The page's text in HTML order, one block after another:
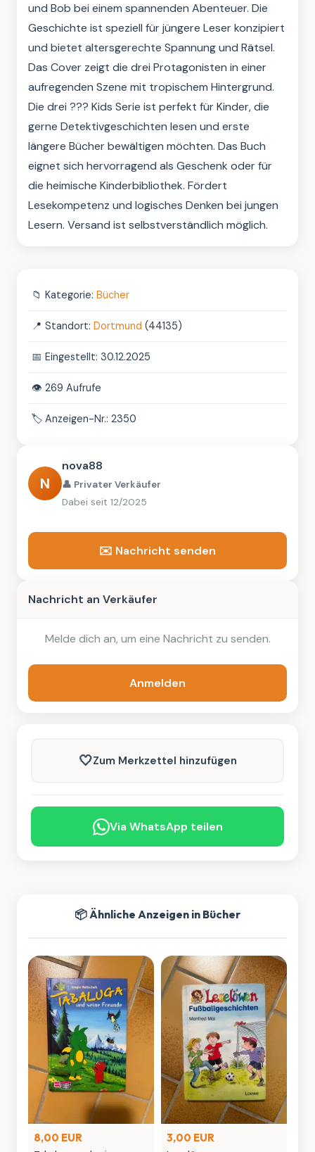
und Bob bei einem spannenden Abenteuer. Die
Geschichte ist speziell für jüngere Leser konzipiert
und bietet altersgerechte Spannung und Rätsel.
Das Cover zeigt die drei Protagonisten in einer
aufregenden Szene mit tropischem Hintergrund.
Die drei ??? Kids Serie ist perfekt für Kinder, die
gerne Detektivgeschichten lesen und erste
längere Bücher bewältigen möchten. Das Buch
eignet sich hervorragend als Geschenk oder für
die heimische Kinderbibliothek. Fördert
Lesekompetenz und logisches Denken bei jungen
Lesern. Versand ist selbstverständlich möglich.
📁 Kategorie: Bücher
📍 Standort: Dortmund (44135)
📅 Eingestellt: 30.12.2025
👁️ 269 Aufrufe
🏷️ Anzeigen-Nr.: 2350
N
nova88
👤 Privater Verkäufer
Dabei seit 12/2025
✉️ Nachricht senden
Nachricht an Verkäufer
Melde dich an, um eine Nachricht zu senden.
Anmelden
🤍Zum Merkzettel hinzufügen
Via WhatsApp teilen
📦 Ähnliche Anzeigen in Bücher
8,00 EUR 3,00 EUR